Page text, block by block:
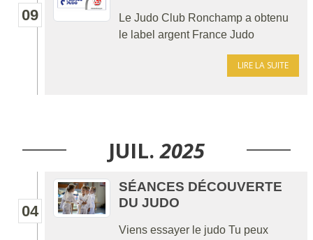
09
Le Judo Club Ronchamp a obtenu
le label argent France Judo
LIRE LA SUITE
JUIL. 2025
04
SÉANCES DÉCOUVERTE
DU JUDO
Viens essayer le judo Tu peux